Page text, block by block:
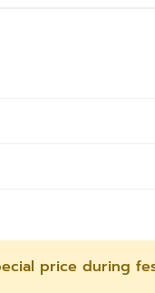
price during